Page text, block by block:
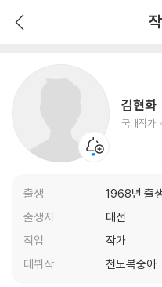
김현화
국내작가
출생
1968년 출
출생지
대전
직업
작가
데뷔작
천도복숭아
유아/어린이 작